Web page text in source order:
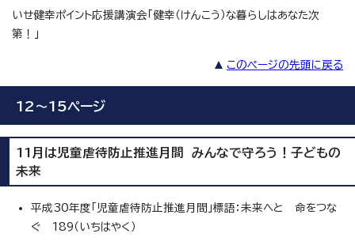
いせ健幸ポイント応援講演会「健幸（けんこう）な暮らしはあなた次
第！」
このページの先頭に戻る
12～15ページ
11月は児童虐待防止推進月間 みんなで守ろう！子どもの
未来
平成30年度「児童虐待防止推進月間」標語：未来へと 命をつな
ぐ 189（いちはやく）